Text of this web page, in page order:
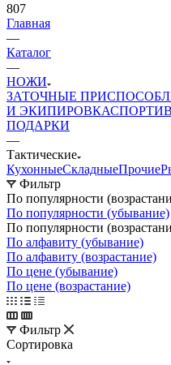
807
Главная
—
Каталог
—
НОЖИ
ЗАТОЧНЫЕ
И ЭКИПИРОВКА
ПОДАРКИ
—
Тактические
КухонныеСкладныеПрочие
Фильтр
По популярности
По популярности (убывание)
По популярности
По алфавиту (убывание)
По алфавиту (возрастание)
По цене (убывание)
По цене (возрастание)
Фильтр
Сортировка